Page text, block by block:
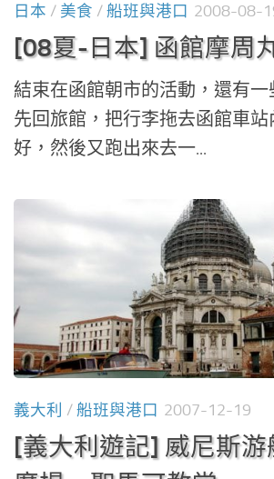
日本 / 美食 / 船班與港口 2008-08-
[08夏-日本] 函館摩周
結束在函館朝市的活動，還有一
先回旅館，把行李拖去函館車
好，然後又跑出來去一...
義大利 / 船班與港口 2007-12-19
[義大利遊記] 威尼斯